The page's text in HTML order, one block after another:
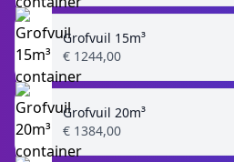
Grofvuil 15m³
€ 1244,00
Grofvuil 20m³
€ 1384,00